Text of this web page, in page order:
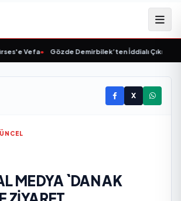
Vefa• Gözde Demirbilek’ten İddialı Çıkış:
X
MEDYA `DAN AK